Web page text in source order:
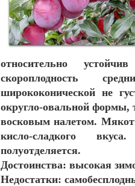
относительно
скороплодность
ширококонической не
округло-овальной формы,
восковым налетом.
кисло-сладкого
полуотделяется.
Достоинства: высокая
Недостатки: